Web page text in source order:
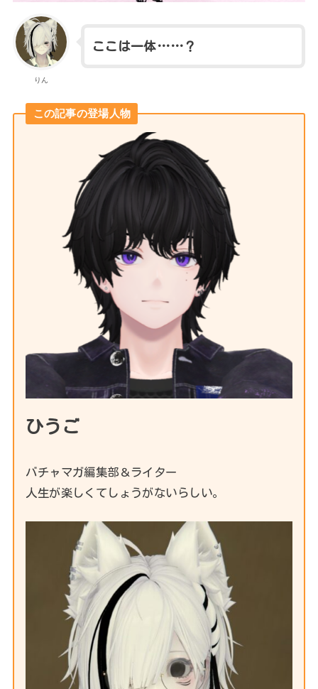
りん
ここは一体……？
この記事の登場人物
ひうご
バチャマガ編集部＆ライター
人生が楽しくてしょうがないらしい。